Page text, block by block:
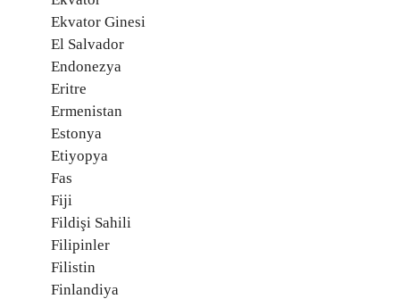
Ekvator Ginesi
El Salvador
Endonezya
Eritre
Ermenistan
Estonya
Etiyopya
Fas
Fiji
Fildişi Sahili
Filipinler
Filistin
Finlandiya